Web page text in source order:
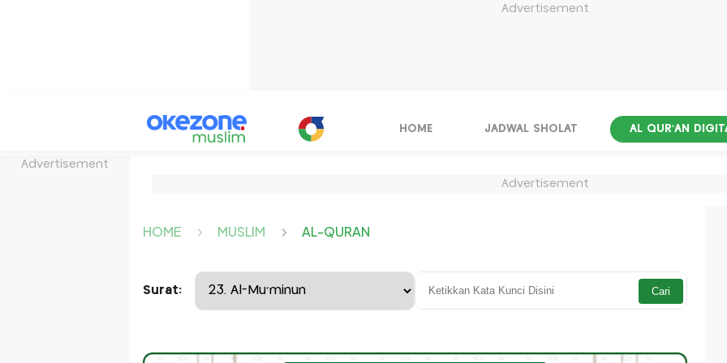
Advertisement
Advertisement
HOME JADWAL SHOLAT AL QUR'AN
Advertisement
HOME MUSLIM AL-QURAN
Surat: